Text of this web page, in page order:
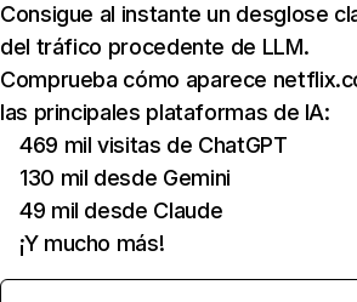
Consigue al instante un desglose
del tráfico procedente de LLM.
Comprueba cómo aparece
las principales plataformas de IA:
469 mil visitas de ChatGPT
130 mil desde Gemini
49 mil desde Claude
¡Y mucho más!